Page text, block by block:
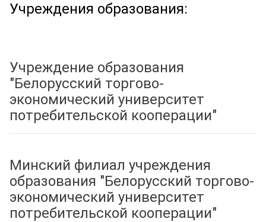
Учреждения образования:
Учреждение образования
"Белорусский торгово-
экономический университет
потребительской кооперации"
Минский филиал учреждения
образования "Белорусский торгово-
экономический университет
потребительской кооперации"